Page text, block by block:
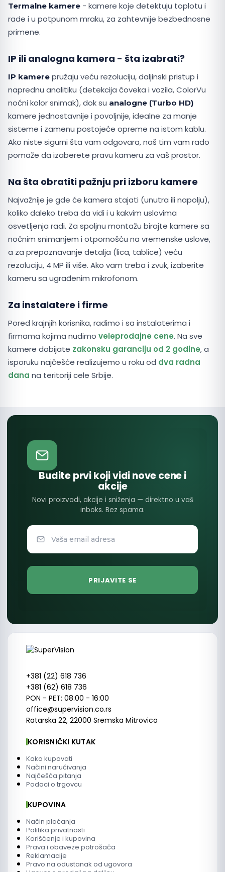
Termalne kamere - kamere koje detektuju toplotu i
rade i u potpunom mraku, za zahtevnije bezbednosne
primene.
IP ili analogna kamera - šta izabrati?
IP kamere pružaju veću rezoluciju, daljinski pristup i
naprednu analitiku (detekcija čoveka i vozila, ColorVu
noćni kolor snimak), dok su analogne (Turbo HD)
kamere jednostavnije i povoljnije, idealne za manje
sisteme i zamenu postojeće opreme na istom kablu.
Ako niste sigurni šta vam odgovara, naš tim vam rado
pomaže da izaberete pravu kameru za vaš prostor.
Na šta obratiti pažnju pri izboru kamere
Najvažnije je gde će kamera stajati (unutra ili napolju),
koliko daleko treba da vidi i u kakvim uslovima
osvetljenja radi. Za spoljnu montažu birajte kamere sa
noćnim snimanjem i otpornošću na vremenske uslove,
a za prepoznavanje detalja (lica, tablice) veću
rezoluciju, 4 MP ili više. Ako vam treba i zvuk, izaberite
kameru sa ugrađenim mikrofonom.
Za instalatere i firme
Pored krajnjih korisnika, radimo i sa instalaterima i
firmama kojima nudimo veleprodajne cene. Na sve
kamere dobijate zakonsku garanciju od 2 godine, a
isporuku najčešće realizujemo u roku od dva radna
dana na teritoriji cele Srbije.
Budite prvi koji vidi nove cene i
akcije
Novi proizvodi, akcije i sniženja — direktno u vaš
inboks. Bez spama.
+381 (22) 618 736
+381 (62) 618 736
PON - PET: 08:00 - 16:00
office@supervision.co.rs
Ratarska 22, 22000 Sremska Mitrovica
KORISNIČKI KUTAK
Kako kupovati
Načini naručivanja
Najčešća pitanja
Podaci o trgovcu
KUPOVINA
Način plaćanja
Politika privatnosti
Korišćenje i kupovina
Prava i obaveze potrošača
Reklamacije
Pravo na odustanak od ugovora